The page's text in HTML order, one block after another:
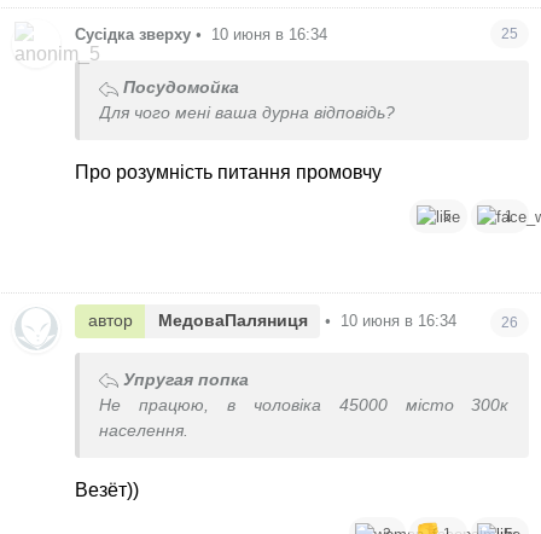
Сусідка зверху • 10 июня в 16:34 25
Посудомойка
Для чого мені ваша дурна відповідь?
Про розумність питання промовчу
5 1
автор МедоваПаляниця • 10 июня в 16:34 26
Упругая попка
Не працюю, в чоловіка 45000 місто 300к
населення.
Везёт))